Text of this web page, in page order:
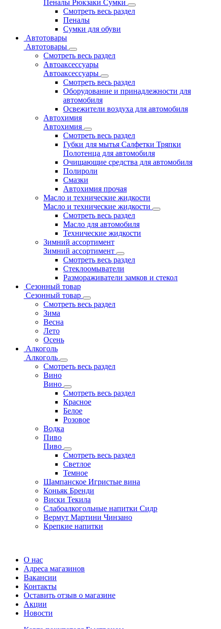
Пеналы Рюкзаки Сумки
Смотреть весь раздел
Пеналы
Сумки для обуви
Автотовары
Автотовары
Смотреть весь раздел
Автоаксессуары
Автоаксессуары
Смотреть весь раздел
Оборудование и принадлежности для
автомобиля
Освежители воздуха для автомобиля
Автохимия
Автохимия
Смотреть весь раздел
Губки для мытья Салфетки Тряпки
Полотенца для автомобиля
Очищающие средства для автомобиля
Полироли
Смазки
Автохимия прочая
Масло и технические жидкости
Масло и технические жидкости
Смотреть весь раздел
Масло для автомобиля
Технические жидкости
Зимний ассортимент
Зимний ассортимент
Смотреть весь раздел
Стеклоомыватели
Размораживатели замков и стекол
Сезонный товар
Сезонный товар
Смотреть весь раздел
Зима
Весна
Лето
Осень
Алкоголь
Алкоголь
Смотреть весь раздел
Вино
Вино
Смотреть весь раздел
Красное
Белое
Розовое
Водка
Пиво
Пиво
Смотреть весь раздел
Cветлое
Темное
Шампанское Игристые вина
Коньяк Бренди
Виски Текила
Слабоалкогольные напитки Сидр
Вермут Мартини Чинзано
Крепкие напитки
О нас
Адреса магазинов
Вакансии
Контакты
Оставить отзыв о магазине
Акции
Новости